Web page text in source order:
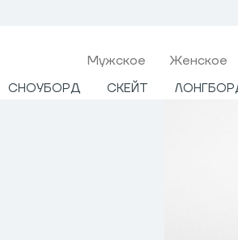
Мужcкое Женское
СНОУБОРД СКЕЙТ